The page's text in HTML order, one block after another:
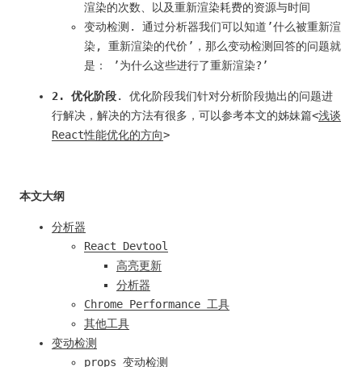
渲染的次数、以及重新渲染耗费的资源与时间
变动检测. 通过分析器我们可以知道’什么被重新渲
染, 重新渲染的代价’，那么变动检测回答的问题就
是： ’为什么这些进行了重新渲染?’
2. 优化阶段. 优化阶段我们针对分析阶段抛出的问题进
行解决，解决的方法有很多，可以参考本文的姊妹篇<浅谈
React性能优化的方向>
本文大纲
分析器
React Devtool
高亮更新
分析器
Chrome Performance 工具
其他工具
变动检测
props 变动检测